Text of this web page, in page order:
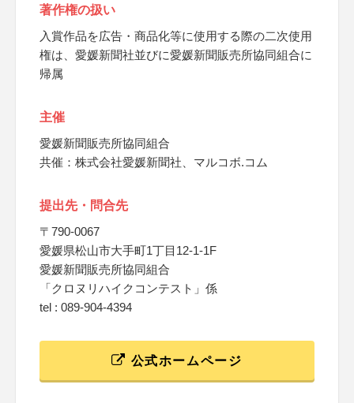
著作権の扱い
入賞作品を広告・商品化等に使用する際の二次使用
権は、愛媛新聞社並びに愛媛新聞販売所協同組合に
帰属
主催
愛媛新聞販売所協同組合
共催：株式会社愛媛新聞社、マルコボ.コム
提出先・問合先
〒790-0067
愛媛県松山市大手町1丁目12-1-1F
愛媛新聞販売所協同組合
「クロヌリハイクコンテスト」係
tel : 089-904-4394
公式ホームページ